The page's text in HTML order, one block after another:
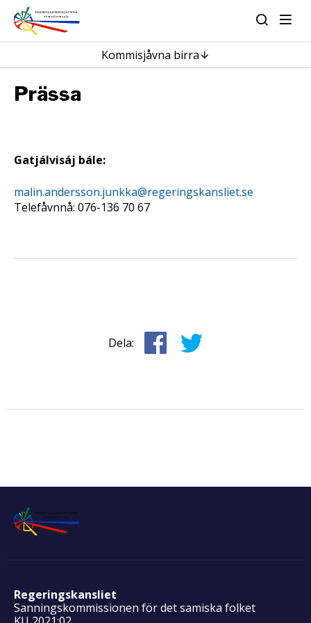
Kommisjåvna birra
Prässa
Gatjálvisáj bále:
malin.andersson.junkka@regeringskansliet.se
Telefåvnnå: 076-136 70 67
Dela:
Regeringskansliet
Sanningskommissionen för det samiska folket